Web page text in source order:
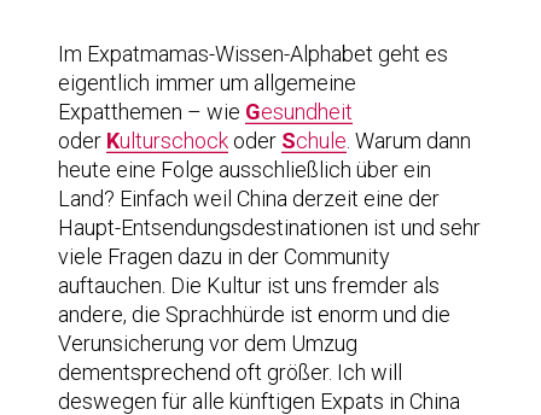
Im Expatmamas-Wissen-Alphabet geht es
eigentlich immer um allgemeine
Expatthemen – wie Gesundheit
oder Kulturschock oder Schule . Warum dann
heute eine Folge ausschließlich über ein
Land? Einfach weil China derzeit eine der
Haupt-Entsendungsdestinationen ist und sehr
viele Fragen dazu in der Community
auftauchen. Die Kultur ist uns fremder als
andere, die Sprachhürde ist enorm und die
Verunsicherung vor dem Umzug
dementsprechend oft größer. Ich will
deswegen für alle künftigen Expats in China